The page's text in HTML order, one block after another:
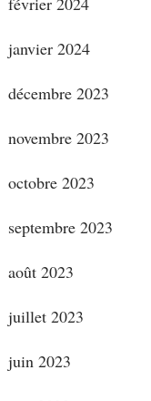
janvier 2024
décembre 2023
novembre 2023
octobre 2023
septembre 2023
août 2023
juillet 2023
juin 2023